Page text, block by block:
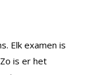
Elk examen is
is er het